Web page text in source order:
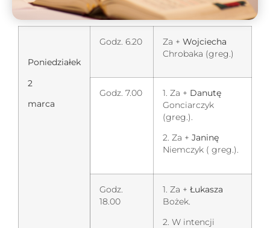
Poniedziałek
2
marca
Godz. 6.20 Za + Wojciecha
Chrobaka (greg.)
Godz. 7.00 1. Za + Danutę
Gonciarczyk
(greg.).
2. Za + Janinę
Niemczyk ( greg.).
Godz.
18.00
1. Za + Łukasza
Bożek.
2. W intencji